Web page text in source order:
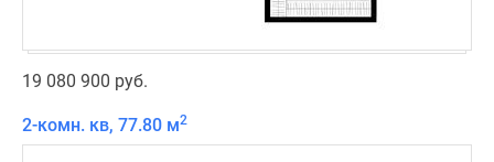
19 080 900 руб.
2-комн. кв, 77.80 м2